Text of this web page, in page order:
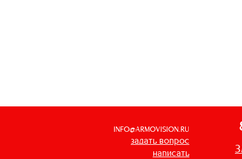
INFO@ARMOVISION.RU
задать вопрос
написать